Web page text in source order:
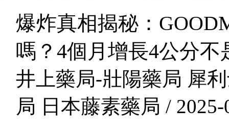
爆炸真相揭秘：
嗎？4個月增長4公分不
井上藥局-壯陽藥局 犀
局 日本藤素藥局 / 2025-